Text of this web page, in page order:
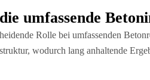
umfassende
Rolle bei umfassenden
wodurch lang anhaltende